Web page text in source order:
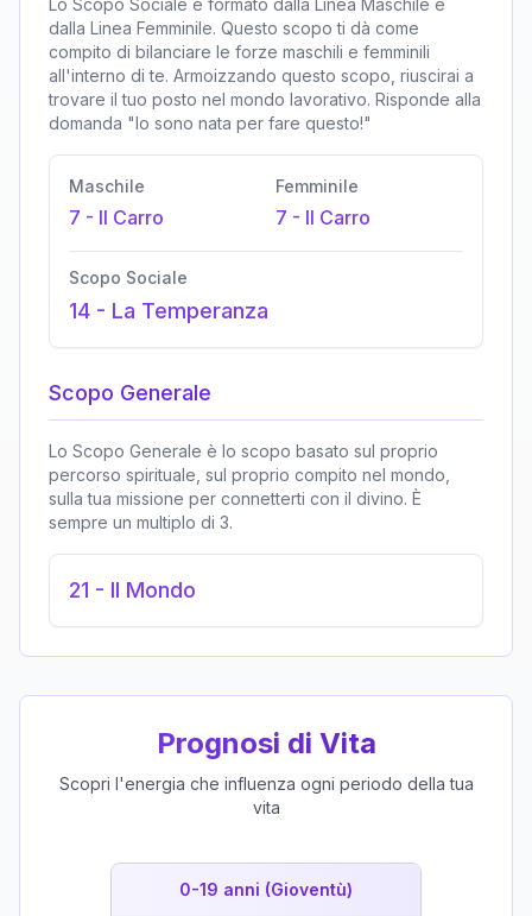
Lo Scopo Sociale è formato dalla Linea Maschile e
dalla Linea Femminile. Questo scopo ti dà come
compito di bilanciare le forze maschili e femminili
all'interno di te. Armoizzando questo scopo, riuscirai a
trovare il tuo posto nel mondo lavorativo. Risponde alla
domanda "Io sono nata per fare questo!"
Maschile
7 - Il Carro
Femminile
7 - Il Carro
Scopo Sociale
14 - La Temperanza
Scopo Generale
Lo Scopo Generale è lo scopo basato sul proprio
percorso spirituale, sul proprio compito nel mondo,
sulla tua missione per connetterti con il divino. È
sempre un multiplo di 3.
21 - Il Mondo
Prognosi di Vita
Scopri l'energia che influenza ogni periodo della tua
vita
0-19 anni (Gioventù)